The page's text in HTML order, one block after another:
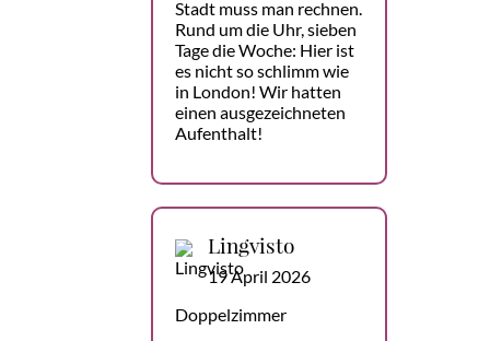
Stadt muss man rechnen.
Rund um die Uhr, sieben
Tage die Woche: Hier ist
es nicht so schlimm wie
in London! Wir hatten
einen ausgezeichneten
Aufenthalt!
Lingvisto
19 April 2026
Doppelzimmer